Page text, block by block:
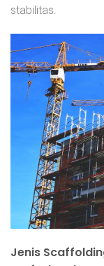
stabilitas.
Jenis